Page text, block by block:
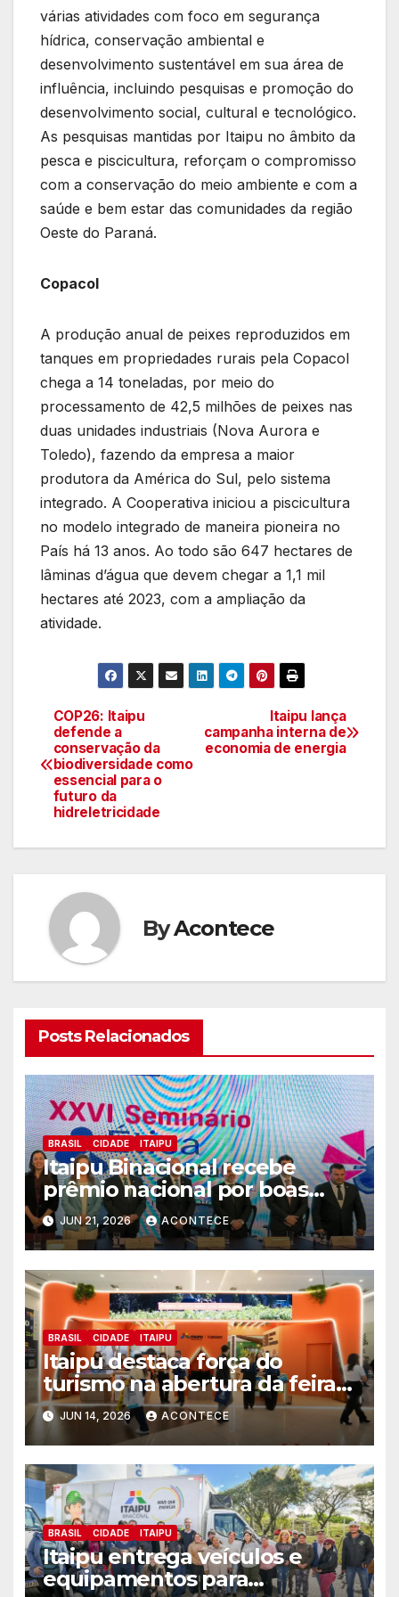
várias atividades com foco em segurança
hídrica, conservação ambiental e
desenvolvimento sustentável em sua área de
influência, incluindo pesquisas e promoção do
desenvolvimento social, cultural e tecnológico.
As pesquisas mantidas por Itaipu no âmbito da
pesca e piscicultura, reforçam o compromisso
com a conservação do meio ambiente e com a
saúde e bem estar das comunidades da região
Oeste do Paraná.
Copacol
A produção anual de peixes reproduzidos em
tanques em propriedades rurais pela Copacol
chega a 14 toneladas, por meio do
processamento de 42,5 milhões de peixes nas
duas unidades industriais (Nova Aurora e
Toledo), fazendo da empresa a maior
produtora da América do Sul, pelo sistema
integrado. A Cooperativa iniciou a piscicultura
no modelo integrado de maneira pioneira no
País há 13 anos. Ao todo são 647 hectares de
lâminas d’água que devem chegar a 1,1 mil
hectares até 2023, com a ampliação da
atividade.
Navegação
de
artigos
Itaipu lança
campanha interna de
economia de energia
COP26: Itaipu
defende a
conservação da
biodiversidade como
essencial para o
futuro da
hidreletricidade
ByAcontece
Posts Relacionados
BRASIL CIDADE ITAIPU
Itaipu Binacional recebe
prêmio nacional por boas
práticas em gestão da ética
JUN 21, 2026 ACONTECE
BRASIL CIDADE ITAIPU
Itaipu destaca força do
turismo na abertura da feira
de negócios do FIT Cataratas
JUN 14, 2026 ACONTECE
BRASIL CIDADE ITAIPU
Itaipu entrega veículos e
equipamentos para